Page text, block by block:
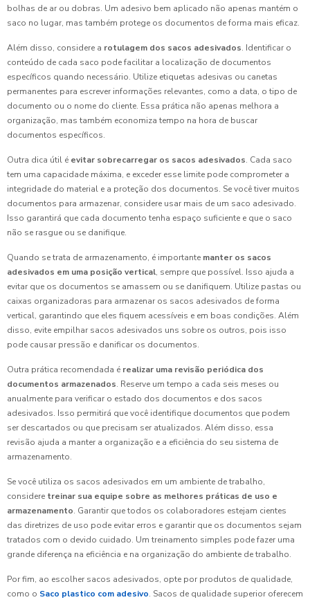
bolhas de ar ou dobras. Um adesivo bem aplicado não apenas mantém o
saco no lugar, mas também protege os documentos de forma mais eficaz.
Além disso, considere a rotulagem dos sacos adesivados. Identificar o
conteúdo de cada saco pode facilitar a localização de documentos
específicos quando necessário. Utilize etiquetas adesivas ou canetas
permanentes para escrever informações relevantes, como a data, o tipo de
documento ou o nome do cliente. Essa prática não apenas melhora a
organização, mas também economiza tempo na hora de buscar
documentos específicos.
Outra dica útil é evitar sobrecarregar os sacos adesivados. Cada saco
tem uma capacidade máxima, e exceder esse limite pode comprometer a
integridade do material e a proteção dos documentos. Se você tiver muitos
documentos para armazenar, considere usar mais de um saco adesivado.
Isso garantirá que cada documento tenha espaço suficiente e que o saco
não se rasgue ou se danifique.
Quando se trata de armazenamento, é importante manter os sacos
adesivados em uma posição vertical, sempre que possível. Isso ajuda a
evitar que os documentos se amassem ou se danifiquem. Utilize pastas ou
caixas organizadoras para armazenar os sacos adesivados de forma
vertical, garantindo que eles fiquem acessíveis e em boas condições. Além
disso, evite empilhar sacos adesivados uns sobre os outros, pois isso
pode causar pressão e danificar os documentos.
Outra prática recomendada é realizar uma revisão periódica dos
documentos armazenados. Reserve um tempo a cada seis meses ou
anualmente para verificar o estado dos documentos e dos sacos
adesivados. Isso permitirá que você identifique documentos que podem
ser descartados ou que precisam ser atualizados. Além disso, essa
revisão ajuda a manter a organização e a eficiência do seu sistema de
armazenamento.
Se você utiliza os sacos adesivados em um ambiente de trabalho,
considere treinar sua equipe sobre as melhores práticas de uso e
armazenamento. Garantir que todos os colaboradores estejam cientes
das diretrizes de uso pode evitar erros e garantir que os documentos sejam
tratados com o devido cuidado. Um treinamento simples pode fazer uma
grande diferença na eficiência e na organização do ambiente de trabalho.
Por fim, ao escolher sacos adesivados, opte por produtos de qualidade,
como o Saco plastico com adesivo. Sacos de qualidade superior oferecem